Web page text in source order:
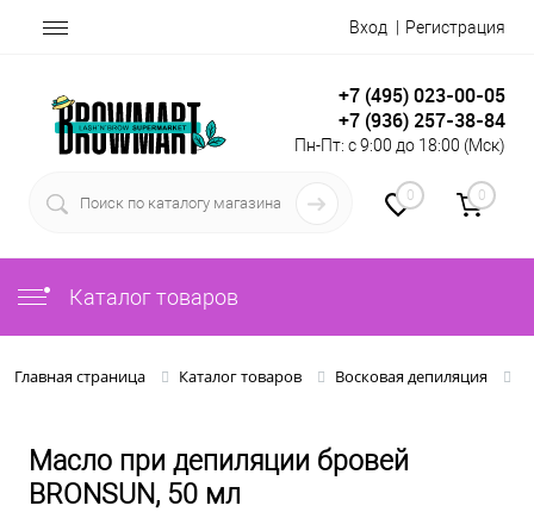
Вход Регистрация
+7 (495) 023-00-05
+7 (936) 257-38-84
Пн-Пт: с 9:00 до 18:00 (Мск)
0 0
Каталог товаров
Главная страница Каталог товаров Восковая депиляция
Масло при депиляции бровей
BRONSUN, 50 мл